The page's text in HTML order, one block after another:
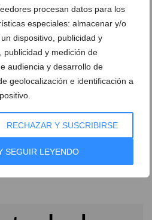
procesan datos para los
especiales: almacenar y/o
dispositivo, publicidad y
publicidad y medición de
audiencia y desarrollo de
geolocalización e identificación a
RECHAZAR Y SUSCRIBIRSE
SEGUIR LEYENDO
está en Dénia